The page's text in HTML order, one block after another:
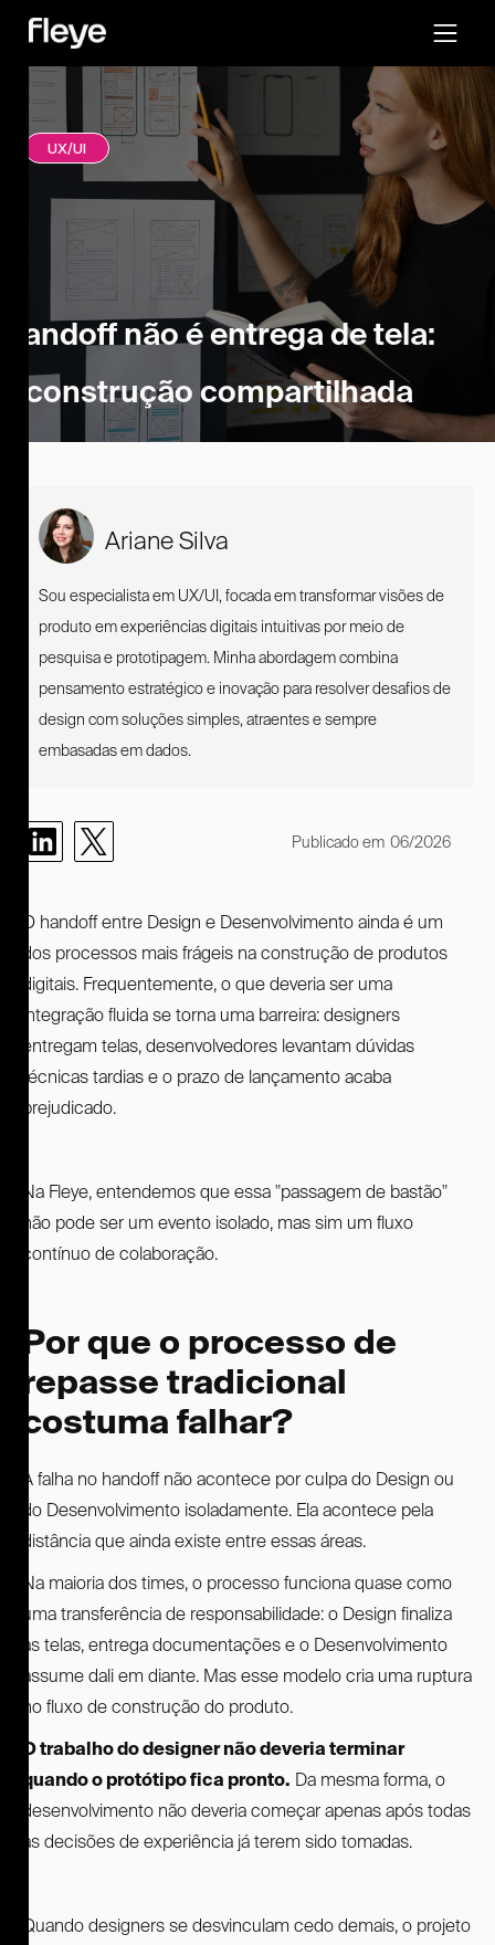
UX/UI
Handoff não é entrega de tela:
É construção compartilhada
Ariane Silva
Sou especialista em UX/UI, focada em transformar visões de
produto em experiências digitais intuitivas por meio de
pesquisa e prototipagem. Minha abordagem combina
pensamento estratégico e inovação para resolver desafios de
design com soluções simples, atraentes e sempre
embasadas em dados.
Publicado em 06/2026
O handoff entre Design e Desenvolvimento ainda é um
dos processos mais frágeis na construção de produtos
digitais. Frequentemente, o que deveria ser uma
integração fluida se torna uma barreira: designers
entregam telas, desenvolvedores levantam dúvidas
técnicas tardias e o prazo de lançamento acaba
prejudicado.
Na Fleye, entendemos que essa "passagem de bastão"
não pode ser um evento isolado, mas sim um fluxo
contínuo de colaboração.
Por que o processo de
repasse tradicional
costuma falhar?
A falha no handoff não acontece por culpa do Design ou
do Desenvolvimento isoladamente. Ela acontece pela
distância que ainda existe entre essas áreas.
Na maioria dos times, o processo funciona quase como
uma transferência de responsabilidade: o Design finaliza
as telas, entrega documentações e o Desenvolvimento
assume dali em diante. Mas esse modelo cria uma ruptura
no fluxo de construção do produto.
O trabalho do designer não deveria terminar
quando o protótipo fica pronto. Da mesma forma, o
desenvolvimento não deveria começar apenas após todas
as decisões de experiência já terem sido tomadas.
Quando designers se desvinculam cedo demais, o projeto